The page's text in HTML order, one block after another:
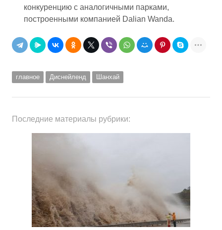
конкуренцию с аналогичными парками,
построенными компанией Dalian Wanda.
главное Диснейленд Шанхай
Последние материалы рубрики: